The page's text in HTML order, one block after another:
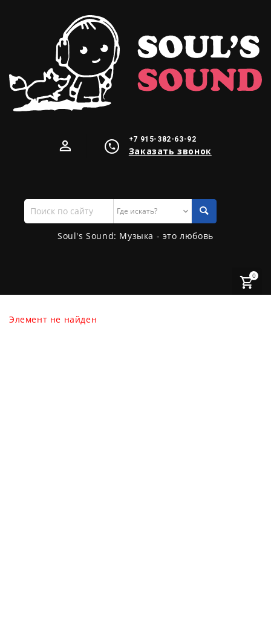
+7 915-382-63-92
Заказать звонок
Поиск
по
сайту
Soul's Sound: Музыка - это любовь
0
Элемент не найден